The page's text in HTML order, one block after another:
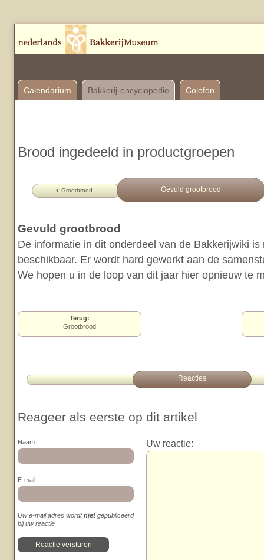
Calendarium Bakkerij-encyclopedie Colofon
Brood ingedeeld in productgroepen
Grootbrood Gevuld grootbrood
Gevuld grootbrood
De informatie in dit onderdeel van de Bakkerijwiki
beschikbaar. Er wordt hard gewerkt aan de
We hopen u in de loop van dit jaar hier opnieuw te
Terug:
Grootbrood
Reacties
Reageer als eerste op dit artikel
Naam:
E-mail:
Uw e-mail adres wordtniet gepubliceerd
bij uw reactie
Uw reactie: